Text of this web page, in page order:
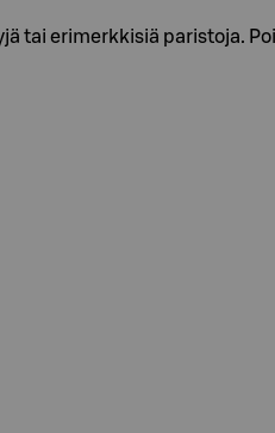
tai erimerkkisiä paristoja.